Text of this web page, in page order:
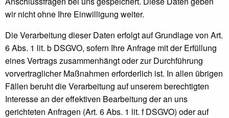
wir nicht ohne Ihre Einwilligung weiter.
Die Verarbeitung dieser Daten erfolgt auf Grundlage von Art.
6 Abs. 1 lit. b DSGVO, sofern Ihre Anfrage mit der Erfüllung
eines Vertrags zusammenhängt oder zur Durchführung
vorvertraglicher Maßnahmen erforderlich ist. In allen übrigen
Fällen beruht die Verarbeitung auf unserem berechtigten
Interesse an der effektiven Bearbeitung der an uns
gerichteten Anfragen (Art. 6 Abs. 1 lit. f DSGVO) oder auf